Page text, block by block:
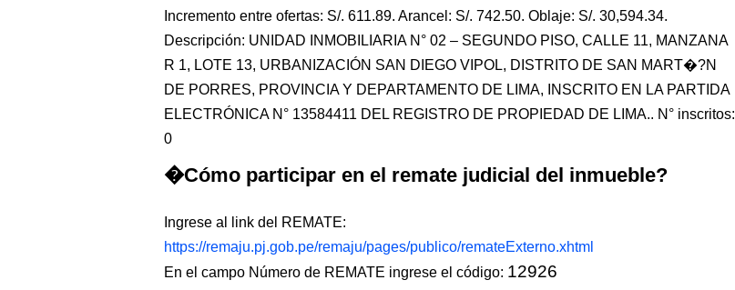
Incremento entre ofertas: S/. 611.89. Arancel: S/. 742.50. Oblaje: S/. 30,594.34.
Descripción: UNIDAD INMOBILIARIA N° 02 – SEGUNDO PISO, CALLE 11, MANZANA
R 1, LOTE 13, URBANIZACIÓN SAN DIEGO VIPOL, DISTRITO DE SAN MART�?N
DE PORRES, PROVINCIA Y DEPARTAMENTO DE LIMA, INSCRITO EN LA PARTIDA
ELECTRÓNICA N° 13584411 DEL REGISTRO DE PROPIEDAD DE LIMA.. N° inscritos:
0
�Cómo participar en el remate judicial del inmueble?
Ingrese al link del REMATE:
https://remaju.pj.gob.pe/remaju/pages/publico/remateExterno.xhtml
En el campo Número de REMATE ingrese el código: 12926